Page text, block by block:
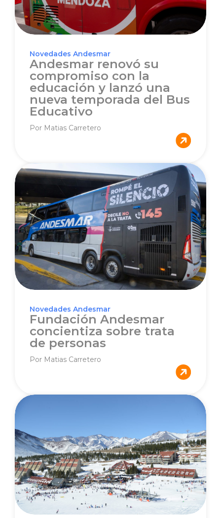
Novedades Andesmar
Andesmar renovó su
compromiso con la
educación y lanzó una
nueva temporada del Bus
Educativo
Por Matias Carretero
Novedades Andesmar
Fundación Andesmar
concientiza sobre trata
de personas
Por Matias Carretero